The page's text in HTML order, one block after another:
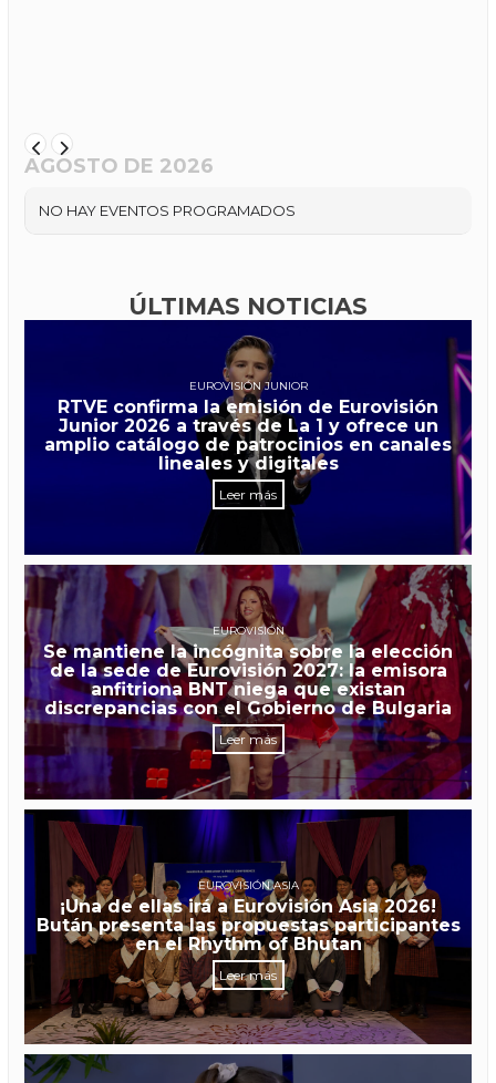
AGOSTO DE 2026
NO HAY EVENTOS PROGRAMADOS
ÚLTIMAS NOTICIAS
EUROVISIÓN JUNIOR
RTVE confirma la emisión de Eurovisión
Junior 2026 a través de La 1 y ofrece un
amplio catálogo de patrocinios en canales
lineales y digitales
Leer más
EUROVISIÓN
Se mantiene la incógnita sobre la elección
de la sede de Eurovisión 2027: la emisora
anfitriona BNT niega que existan
discrepancias con el Gobierno de Bulgaria
Leer más
EUROVISIÓN ASIA
¡Una de ellas irá a Eurovisión Asia 2026!
Bután presenta las propuestas participantes
en el Rhythm of Bhutan
Leer más